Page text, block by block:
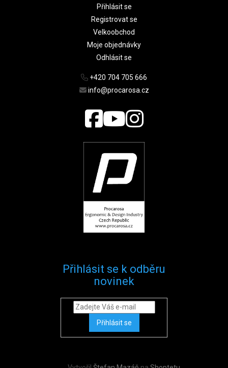
Přihlásit se
Registrovat se
Velkoobchod
Moje objednávky
Odhlásit se
+420 704 705 666
info@procarosa.cz
Přihlásit se k odběru
novinek
Přihlásit se